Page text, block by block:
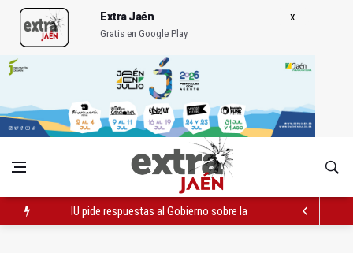
Extra Jaén
Gratis en Google Play
Vinila Von Bismark ofrece un espectáculo "rompedor" en el